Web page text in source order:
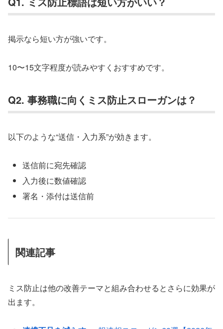
掲示なら短い方が強いです。
10〜15文字程度が読みやすくおすすめです。
Q2. 事務職に向くミス防止スローガンは？
以下のような“送信・入力系”が効きます。
送信前に宛先確認
入力後に数値確認
署名・添付は送信前
関連記事
ミス防止は他の改善テーマと組み合わせるとさらに効果が
出ます。